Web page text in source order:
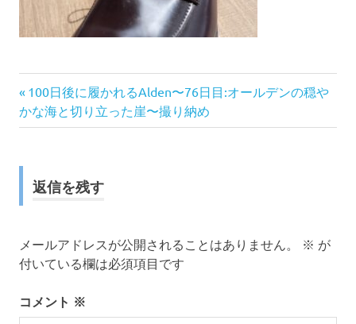
投
稿
ナ
ビ
ー
シ
前
の
記
100日後に履かれるAlden〜76日目:オールデンの穏や
かな海と切り立った崖〜撮り納め
返信を残す
メールアドレスが公開されることはありません。 ※ が
付いている欄は必須項目です
コメント ※